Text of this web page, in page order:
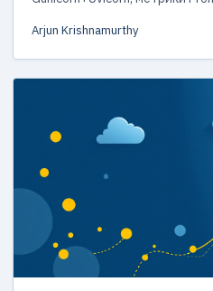
p50/p99/RPS.
Arjun Krishnamurthy